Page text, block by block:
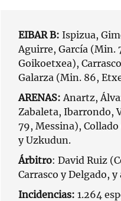
EIBAR B: Ispizua,
Aguirre, García (Min.
Goikoetxea),
Galarza (Min. 86,
ARENAS: Anartz,
Zabaleta, Ibarrondo,
79, Messina),
y Uzkudun.
Árbitro: David Ruiz
Carrasco y Delgado,
Incidencias: 1.264